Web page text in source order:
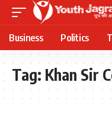
Business Politics
Tag: Khan Sir